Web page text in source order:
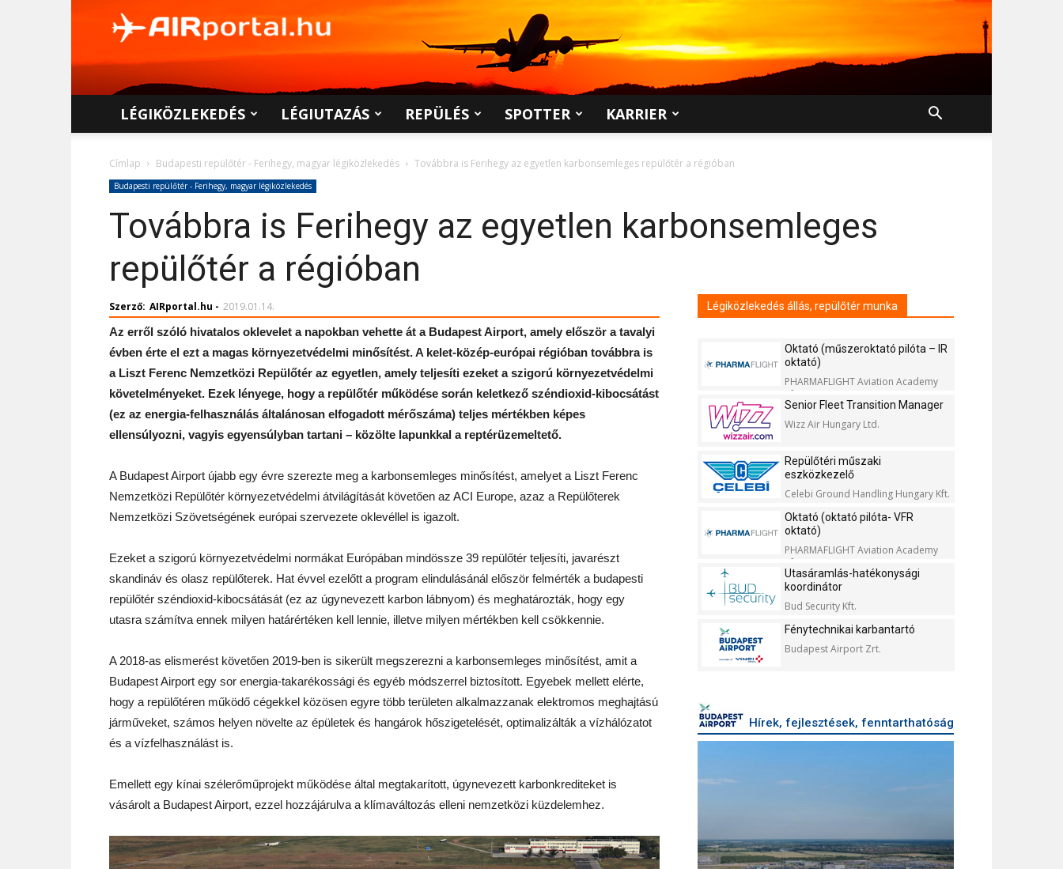
LÉGIKÖZLEKEDÉS LÉGIUTAZÁS REPÜLÉS SPOTTER KARRIER
Címlap Budapesti repülőtér - Ferihegy, magyar légiközlekedés Továbbra is Ferihegy az egyetlen karbonsemleges repülőtér a régióban
Budapesti repülőtér - Ferihegy, magyar légiközlekedés
Továbbra is Ferihegy az egyetlen karbonsemleges
repülőtér a régióban
Szerző: AIRportal.hu - 2019.01.14.
Az erről szóló hivatalos oklevelet a napokban vehette át a Budapest Airport, amely először a tavalyi
évben érte el ezt a magas környezetvédelmi minősítést. A kelet-közép-európai régióban továbbra is
a Liszt Ferenc Nemzetközi Repülőtér az egyetlen, amely teljesíti ezeket a szigorú környezetvédelmi
követelményeket. Ezek lényege, hogy a repülőtér működése során keletkező széndioxid-kibocsátást
(ez az energia-felhasználás általánosan elfogadott mérőszáma) teljes mértékben képes
ellensúlyozni, vagyis egyensúlyban tartani – közölte lapunkkal a reptérüzemeltető.
A Budapest Airport újabb egy évre szerezte meg a karbonsemleges minősítést, amelyet a Liszt Ferenc
Nemzetközi Repülőtér környezetvédelmi átvilágítását követően az ACI Europe, azaz a Repülőterek
Nemzetközi Szövetségének európai szervezete oklevéllel is igazolt.
Ezeket a szigorú környezetvédelmi normákat Európában mindössze 39 repülőtér teljesíti, javarészt
skandináv és olasz repülőterek. Hat évvel ezelőtt a program elindulásánál először felmérték a budapesti
repülőtér széndioxid-kibocsátását (ez az úgynevezett karbon lábnyom) és meghatározták, hogy egy
utasra számítva ennek milyen határértéken kell lennie, illetve milyen mértékben kell csökkennie.
A 2018-as elismerést követően 2019-ben is sikerült megszerezni a karbonsemleges minősítést, amit a
Budapest Airport egy sor energia-takarékossági és egyéb módszerrel biztosított. Egyebek mellett elérte,
hogy a repülőtéren működő cégekkel közösen egyre több területen alkalmazzanak elektromos meghajtású
járműveket, számos helyen növelte az épületek és hangárok hőszigetelését, optimalizálták a vízhálózatot
és a vízfelhasználást is.
Emellett egy kínai szélerőműprojekt működése által megtakarított, úgynevezett karbonkrediteket is
vásárolt a Budapest Airport, ezzel hozzájárulva a klímaváltozás elleni nemzetközi küzdelemhez.
Légiközlekedés állás, repülőtér munka
Oktató (műszeroktató pilóta – IR
oktató)
PHARMAFLIGHT Aviation Academy
Kft.
Senior Fleet Transition Manager
Wizz Air Hungary Ltd.
Repülőtéri műszaki
eszközkezelő
Celebi Ground Handling Hungary Kft.
Oktató (oktató pilóta- VFR
oktató)
PHARMAFLIGHT Aviation Academy
Kft.
Utasáramlás-hatékonysági
koordinátor
Bud Security Kft.
Fénytechnikai karbantartó
Budapest Airport Zrt.
Hírek, fejlesztések, fenntarthatóság